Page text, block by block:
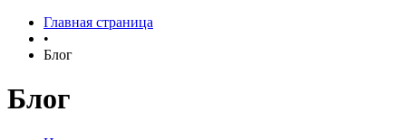
Главная страница
•
Блог
Блог